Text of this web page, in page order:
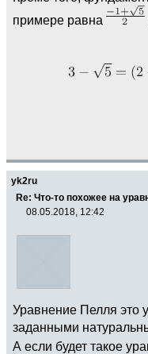
примере равна
yk2ru
Re: Что-то похожее на
08.05.2018, 12:42
Уравнение Пелля это
заданными
А если будет такое